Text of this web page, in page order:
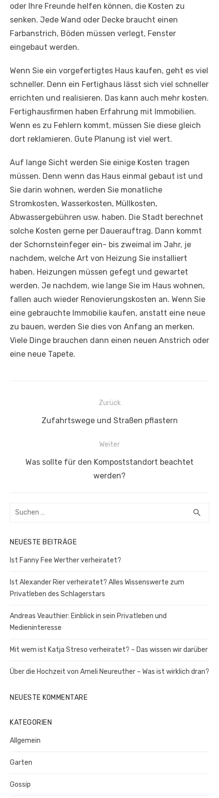
oder Ihre Freunde helfen können, die Kosten zu
senken. Jede Wand oder Decke braucht einen
Farbanstrich, Böden müssen verlegt, Fenster
eingebaut werden.
Wenn Sie ein vorgefertigtes Haus kaufen, geht es viel
schneller. Denn ein Fertighaus lässt sich viel schneller
errichten und realisieren. Das kann auch mehr kosten.
Fertighausfirmen haben Erfahrung mit Immobilien.
Wenn es zu Fehlern kommt, müssen Sie diese gleich
dort reklamieren. Gute Planung ist viel wert.
Auf lange Sicht werden Sie einige Kosten tragen
müssen. Denn wenn das Haus einmal gebaut ist und
Sie darin wohnen, werden Sie monatliche
Stromkosten, Wasserkosten, Müllkosten,
Abwassergebühren usw. haben. Die Stadt berechnet
solche Kosten gerne per Dauerauftrag. Dann kommt
der Schornsteinfeger ein- bis zweimal im Jahr, je
nachdem, welche Art von Heizung Sie installiert
haben. Heizungen müssen gefegt und gewartet
werden. Je nachdem, wie lange Sie im Haus wohnen,
fallen auch wieder Renovierungskosten an. Wenn Sie
eine gebrauchte Immobilie kaufen, anstatt eine neue
zu bauen, werden Sie dies von Anfang an merken.
Viele Dinge brauchen dann einen neuen Anstrich oder
eine neue Tapete.
Beitragsnavigation
Zurück
Vorheriger
Zufahrtswege und Straßen pflastern
Weiter
Nächster
Was sollte für den Kompoststandort beachtet
werden?
Suchen
search
NEUESTE BEITRÄGE
Ist Fanny Fee Werther verheiratet?
Ist Alexander Rier verheiratet? Alles Wissenswerte zum
Privatleben des Schlagerstars
Andreas Veauthier: Einblick in sein Privatleben und
Medieninteresse
Mit wem ist Katja Streso verheiratet? – Das wissen wir darüber
Über die Hochzeit von Ameli Neureuther – Was ist wirklich dran?
NEUESTE KOMMENTARE
KATEGORIEN
Allgemein
Garten
Gossip